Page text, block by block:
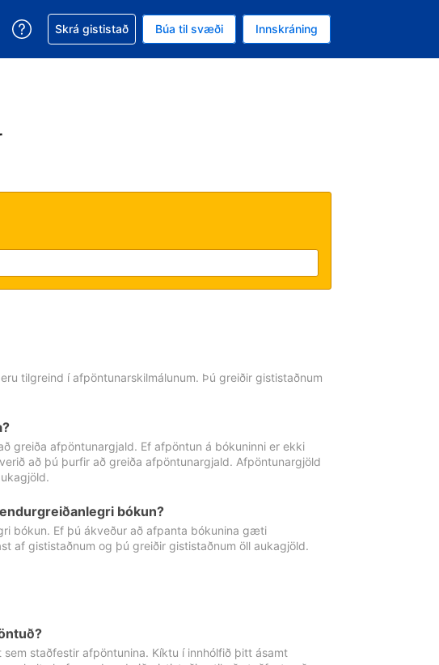
Í augnablikinu er gjaldmiðillinn Bandaríkjadalur
þitt tungumál. Í augnablikinu er tungumál þitt Íslensku
Fá aðstoð við bókunina
Skrá gististað Búa til svæði Innskráning
tilgreind í afpöntunarskilmálunum. Þú greiðir gististaðnum
greiða afpöntunargjald. Ef afpöntun á bókuninni er ekki
að þú þurfir að greiða afpöntunargjald. Afpöntunargjöld
bókun?
bókun. Ef þú ákveður að afpanta bókunina gæti
af gististaðnum og þú greiðir gististaðnum öll aukagjöld.
staðfestir afpöntunina. Kíktu í innhólfið þitt ásamt